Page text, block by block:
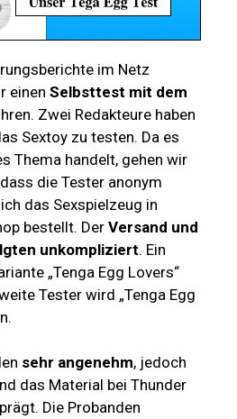
im Netz
einen Selbsttest mit dem
Zwei Redakteure haben
Sextoy zu testen. Da es
Thema handelt, gehen wir
die Tester anonym
das Sexspielzeug in
bestellt. Der Versand und
unkompliziert. Ein
„Tenga Egg Lovers“
Tester wird „Tenga Egg
sehr angenehm, jedoch
das Material bei Thunder
Die Probanden